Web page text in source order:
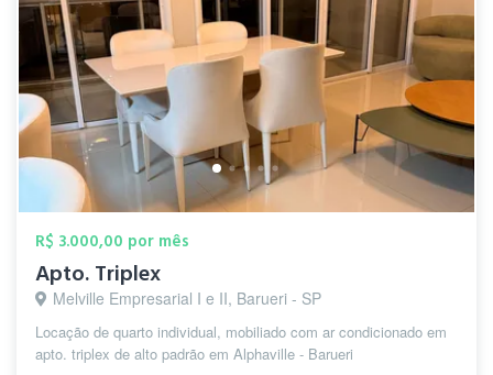
R$ 3.000,00 por mês
Apto. Triplex
Melville Empresarial I e II, Barueri - SP
Locação de quarto individual, mobiliado com ar condicionado em
apto. triplex de alto padrão em Alphaville - Barueri